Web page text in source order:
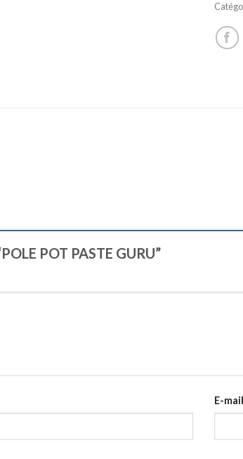
POT PASTE GURU”
E-mail